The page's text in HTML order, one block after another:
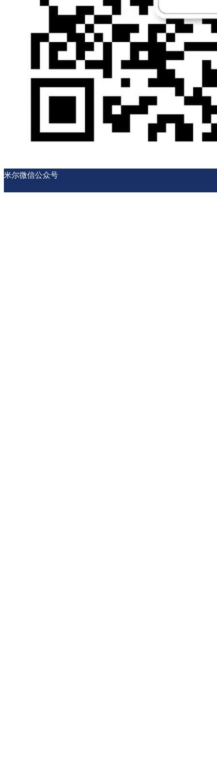
米尔微信公众号